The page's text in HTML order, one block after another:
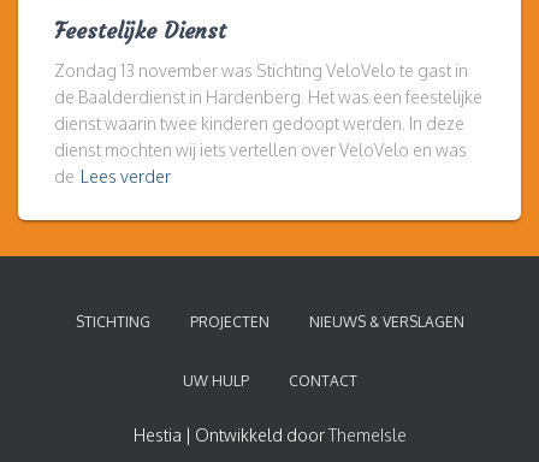
Feestelijke Dienst
Zondag 13 november was Stichting VeloVelo te gast in
de Baalderdienst in Hardenberg. Het was een feestelijke
dienst waarin twee kinderen gedoopt werden. In deze
dienst mochten wij iets vertellen over VeloVelo en was
de Lees verder
STICHTING PROJECTEN NIEUWS & VERSLAGEN
UW HULP CONTACT
Hestia | Ontwikkeld doorThemeIsle